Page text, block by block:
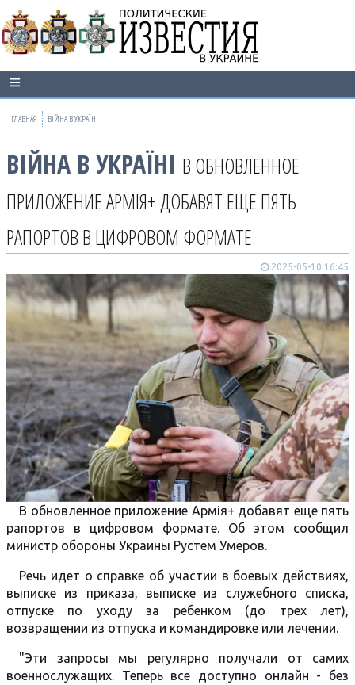
ГЛАВНАЯ ВІЙНА В УКРАЇНІ
ВІЙНА В УКРАЇНІ В ОБНОВЛЕННОЕ
ПРИЛОЖЕНИЕ АРМІЯ+ ДОБАВЯТ ЕЩЕ ПЯТЬ
РАПОРТОВ В ЦИФРОВОМ ФОРМАТЕ
2025-05-10 16:45
В обновленное приложение Армія+ добавят еще пять
рапортов в цифровом формате. Об этом сообщил
министр обороны Украины Рустем Умеров.
Речь идет о справке об участии в боевых действиях,
выписке из приказа, выписке из служебного списка,
отпуске по уходу за ребенком (до трех лет),
возвращении из отпуска и командировке или лечении.
"Эти запросы мы регулярно получали от самих
военнослужащих. Теперь все доступно онлайн - без